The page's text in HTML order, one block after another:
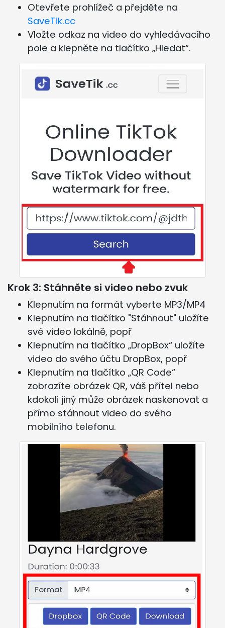
Otevřete prohlížeč a přejděte na
SaveTik.cc
Vložte odkaz na video do vyhledávacího
pole a klepněte na tlačítko „Hledat“.
Krok 3: Stáhněte si video nebo zvuk
Klepnutím na formát vyberte MP3/MP4
Klepnutím na tlačítko "Stáhnout" uložíte
své video lokálně, popř
Klepnutím na tlačítko „DropBox“ uložíte
video do svého účtu DropBox, popř
Klepnutím na tlačítko „QR Code“
zobrazíte obrázek QR, váš přítel nebo
kdokoli jiný může obrázek naskenovat a
přímo stáhnout video do svého
mobilního telefonu.